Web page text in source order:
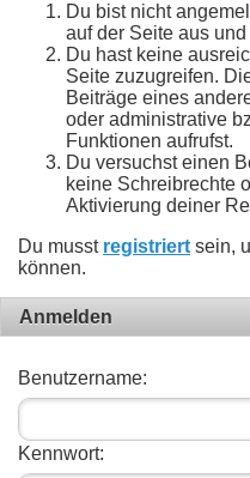
Du bist nicht
auf der Seite aus
Du hast keine
Seite zuzugreifen.
Beiträge eines
oder administrative
Funktionen aufrufst.
Du versuchst einen
keine Schreibrechte
Aktivierung deiner
Du musst registriert sein,
können.
Anmelden
Benutzername:
Kennwort: